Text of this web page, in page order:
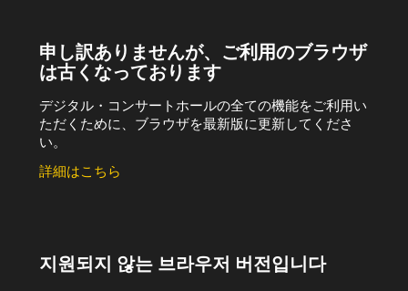
申し訳ありませんが、ご利用のブラウザ
は古くなっております
デジタル・コンサートホールの全ての機能をご利用い
ただくために、ブラウザを最新版に更新してくださ
い。
詳細はこちら
지원되지 않는 브라우저 버전입니다